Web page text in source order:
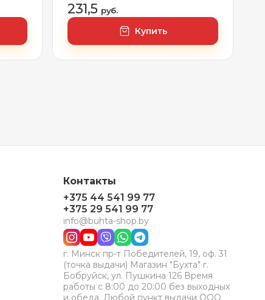
231,5 руб.
Купить
Контакты
+375 44 541 99 77
+375 29 541 99 77
info@buhta-shop.by
г. Минск пр-т Победителей, 19, оф. 31
(точка выдачи) Магазин "Бухта" г.
Бобруйск, ул. Пушкина 126 Время
работы с 8:00 до 20:00 без выходных
и обеда. Любой пункт выдачи ООО